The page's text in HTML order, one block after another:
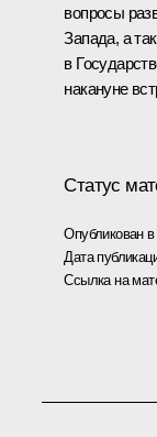
вопросы
Запада, а
в
накануне
Статус
Опубликован
Дата
Ссылка на